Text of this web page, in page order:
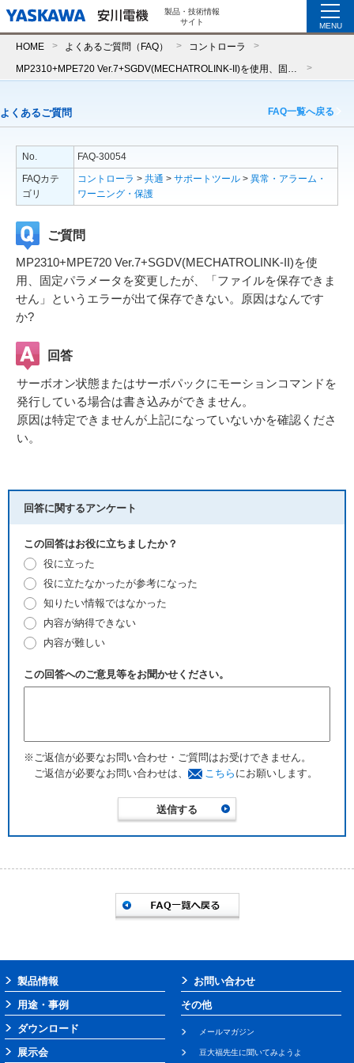
製品・技術情報
サイト
MENU
HOME よくあるご質問（FAQ） コントローラ
よくあるご質問 FAQ一覧へ戻る
No.
FAQ-30054
FAQカテ
ゴリ
コントローラ > 共通 > サポートツール > 異常・アラーム・
ワーニング・保護
ご質問
MP2310+MPE720 Ver.7+SGDV(MECHATROLINK-II)を使
用、固定パラメータを変更したが、「ファイルを保存できま
せん」というエラーが出て保存できない。原因はなんです
か?
回答
サーボオン状態またはサーボパックにモーションコマンドを
発行している場合は書き込みができません。
原因は特定できませんが上記になっていないかを確認くださ
い。
回答に関するアンケート
この回答はお役に立ちましたか？
役に立った
役に立たなかったが参考になった
知りたい情報ではなかった
内容が納得できない
内容が難しい
この回答へのご意見等をお聞かせください。
※ご返信が必要なお問い合わせ・ご質問はお受けできません。
ご返信が必要なお問い合わせは、
こちら にお願いします。
製品情報
用途・事例
ダウンロード
展示会
お問い合わせ
その他
メールマガジン
豆大福先生に聞いてみようよ